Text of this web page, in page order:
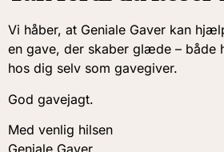
Vi håber, at Geniale Gaver kan
en gave, der skaber glæde – både
hos dig selv som gavegiver.
God gavejagt.
Med venlig hilsen